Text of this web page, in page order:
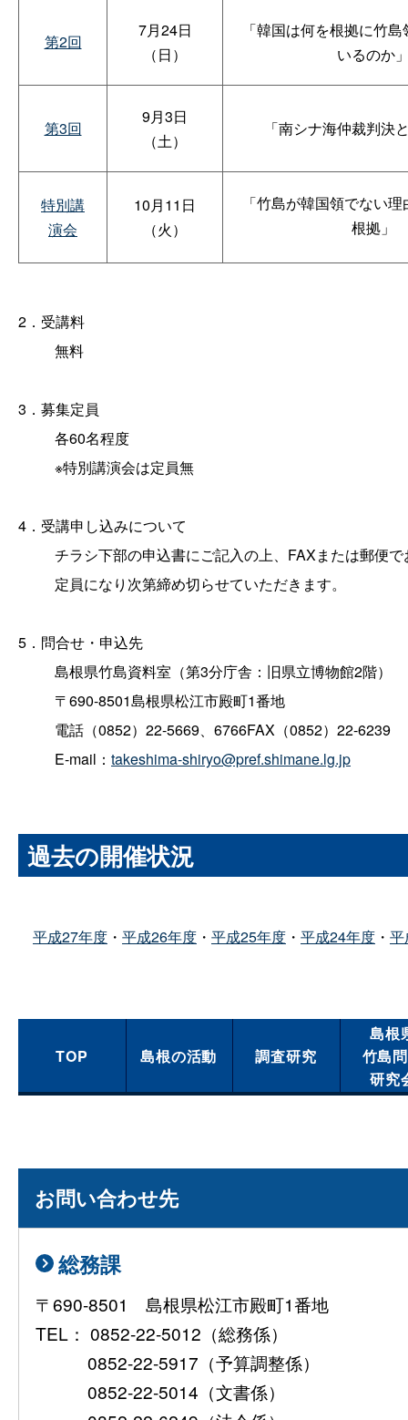
第2回
7月24日
（日）
「韓国は何を根拠に竹
いるのか
第3回
9月3日
（土）
「南シナ海仲裁判決
特別講
演会
10月11日
（火）
「竹島が韓国領でない
根拠」
2．受講料
無料
3．募集定員
各60名程度
※特別講演会は定員無
4．受講申し込みについて
チラシ下部の申込書にご記入の上、FAXまたは郵便
定員になり次第締め切らせていただきます。
5．問合せ・申込先
島根県竹島資料室（第3分庁舎：旧県立博物館2階）
〒690-8501島根県松江市殿町1番地
電話（0852）22-5669、6766FAX（0852）22-6239
E-mail： takeshima-shiryo@pref.shimane.lg.jp
過去の開催状況
平成27年度 ・ 平成26年度 ・ 平成25年度 ・ 平成24年度 ・
TOP 島根の活動 調査研究
島根
竹島
研究
お問い合わせ先
総務課
〒690-8501 島根県松江市殿町1番地
TEL： 0852-22-5012（総務係）
0852-22-5917（予算調整係）
0852-22-5014（文書係）